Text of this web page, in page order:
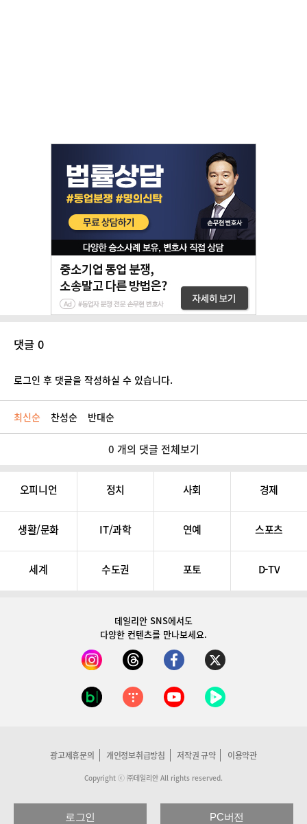
댓글 0
로그인 후 댓글을 작성하실 수 있습니다.
최신순 찬성순 반대순
0 개의 댓글 전체보기
오피니언 정치 사회 경제
생활/문화 IT/과학 연예 스포츠
세계 수도권 포토 D-TV
데일리안 SNS에서도
다양한 컨텐츠를 만나보세요.
광고제휴문의 개인정보취급방침 저작권 규약 이용약관
Copyright ⓒ ㈜데일리안 All rights reserved.
로그인 PC버전